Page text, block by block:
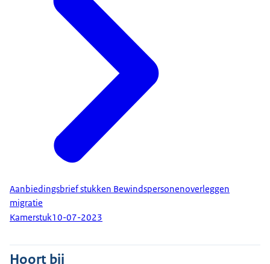
Aanbiedingsbrief stukken Bewindspersonenoverleggen
migratie
Kamerstuk10-07-2023
Hoort bij